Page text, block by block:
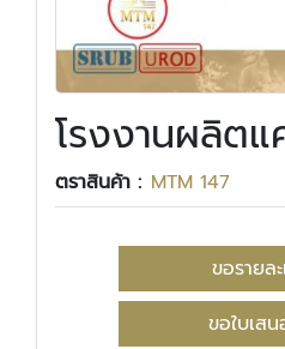
โรงงานผลิต
ตราสินค้า : MTM 147
ขอรายล
ขอใบเสน